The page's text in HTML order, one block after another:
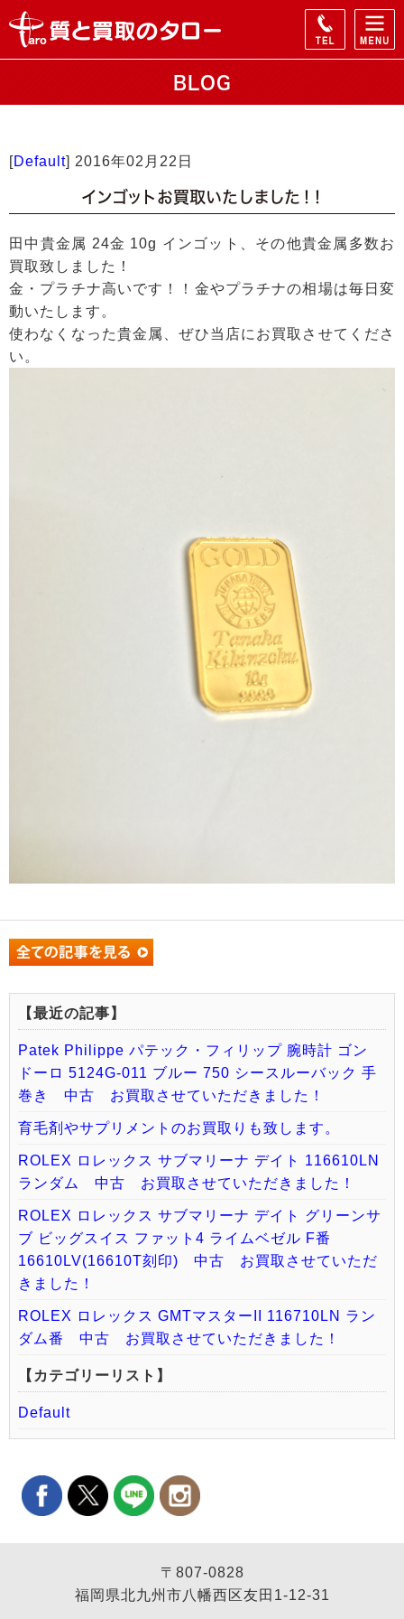
BLOG
[Default] 2016年02月22日
インゴットお買取いたしました！！
田中貴金属 24金 10g インゴット、その他貴金属多数お
買取致しました！
金・プラチナ高いです！！金やプラチナの相場は毎日変
動いたします。
使わなくなった貴金属、ぜひ当店にお買取させてくださ
い。
【最近の記事】
Patek Philippe パテック・フィリップ 腕時計 ゴン
ドーロ 5124G-011 ブルー 750 シースルーバック 手
巻き 中古 お買取させていただきました！
育毛剤やサプリメントのお買取りも致します。
ROLEX ロレックス サブマリーナ デイト 116610LN
ランダム 中古 お買取させていただきました！
ROLEX ロレックス サブマリーナ デイト グリーンサ
ブ ビッグスイス ファット4 ライムベゼル F番
16610LV(16610T刻印) 中古 お買取させていただ
きました！
ROLEX ロレックス GMTマスターII 116710LN ラン
ダム番 中古 お買取させていただきました！
【カテゴリーリスト】
Default
〒807-0828
福岡県北九州市八幡西区友田1-12-31